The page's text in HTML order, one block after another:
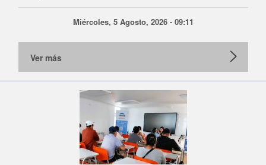
Miércoles, 5 Agosto, 2026 - 09:11
Ver más